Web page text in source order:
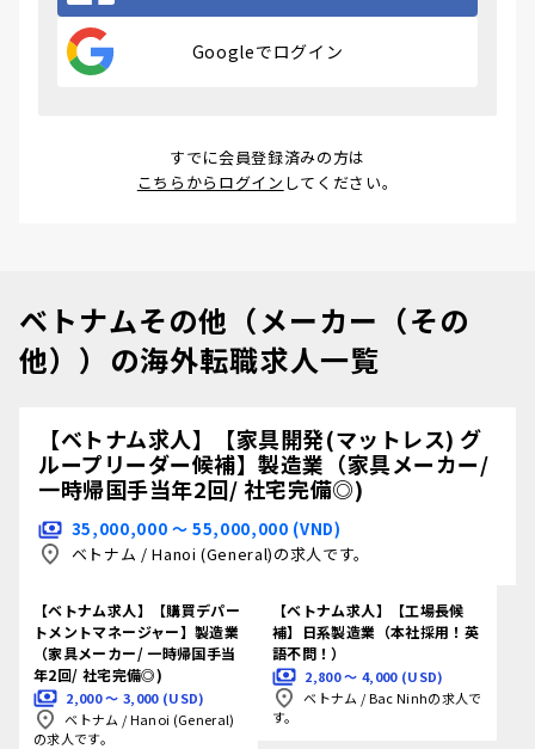
Googleでログイン
すでに会員登録済みの方は
こちらからログイン してください。
ベトナムその他（メーカー（その
他））の海外転職求人一覧
【ベトナム求人】【家具開発(マットレス) グ
ループリーダー候補】製造業（家具メーカー/
一時帰国手当年2回/ 社宅完備◎)
35,000,000 〜 55,000,000 (VND)
ベトナム /Hanoi (General)の求人です。
【ベトナム求人】【購買デパー
トメントマネージャー】製造業
（家具メーカー/ 一時帰国手当
年2回/ 社宅完備◎)
2,000 〜 3,000 (USD)
ベトナム /Hanoi (General)
の求人です。
【ベトナム求人】【工場長候
補】日系製造業（本社採用！英
語不問！）
2,800 〜 4,000 (USD)
ベトナム /Bac Ninhの求人で
す。